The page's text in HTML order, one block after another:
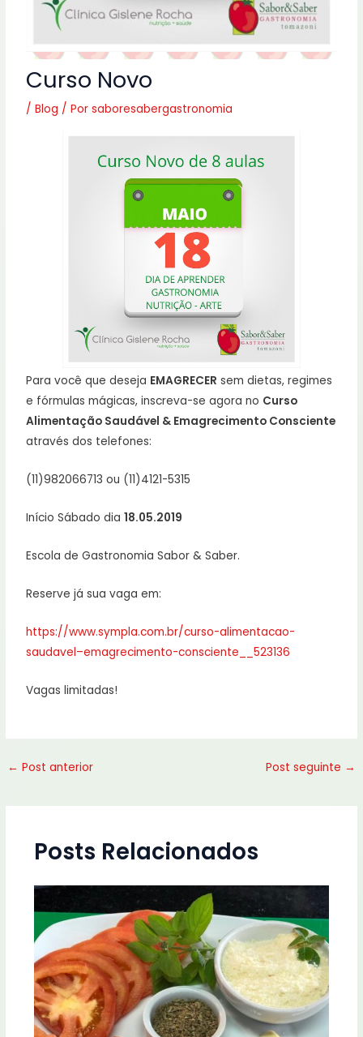
Curso Novo
/Blog / Porsaboresabergastronomia
Para você que deseja EMAGRECER sem dietas, regimes
e fórmulas mágicas, inscreva-se agora no Curso
Alimentação Saudável & Emagrecimento Consciente
através dos telefones:
(11)982066713 ou (11)4121-5315
Início Sábado dia18.05.2019
Escola de Gastronomia Sabor & Saber.
Reserve já sua vaga em:
https://www.sympla.com.br/curso-alimentacao-
saudavel–emagrecimento-consciente__523136
Vagas limitadas!
← Post anterior Post seguinte →
Posts Relacionados